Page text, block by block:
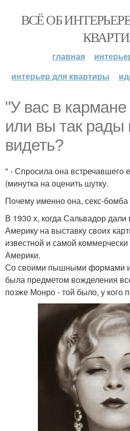
ВСЁ ОБ
главная
интерьер для квартиры
"У вас в кармане
или вы так рады
видеть?
" - Спросила она встречавшего
(минутка на оценить шутку.
Почему именно она, секс-бомба
В 1930 х, когда Сальвадор
Америку на выставку своих
известной и самой
Америки.
Со своими пышными формами и
была предметом вожделения
позже Монро - той было, у кого